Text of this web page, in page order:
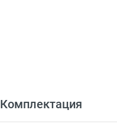
Комплектация